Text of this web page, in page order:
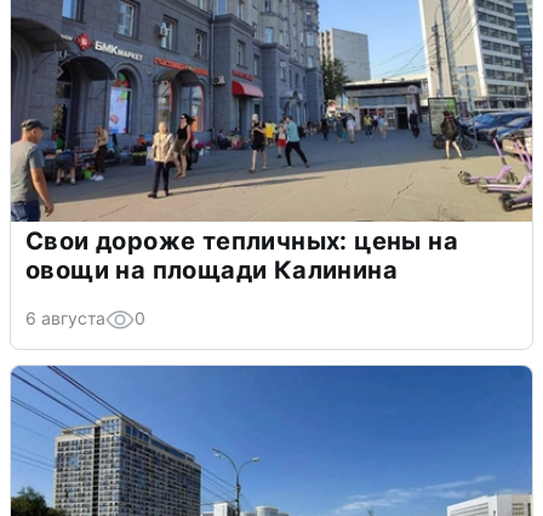
Свои дороже тепличных: цены на
овощи на площади Калинина
6 августа 0